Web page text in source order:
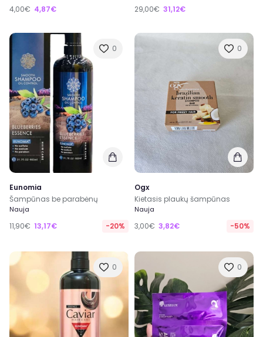
4,00€ 4,87€ 29,00€ 31,12€
0
Eunomia
Šampūnas be parabėnų
Nauja
11,90€ 13,17€ -20%
0
Ogx
Kietasis plaukų šampūnas
Nauja
3,00€ 3,82€ -50%
0 0